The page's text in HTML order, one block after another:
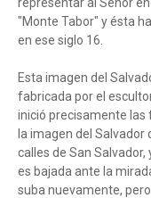
"Monte Tabor" y ésta
en ese siglo 16.
Esta imagen del
fabricada por el
inició precisamente las
la imagen del
calles de San
es bajada ante la
suba nuevamente,